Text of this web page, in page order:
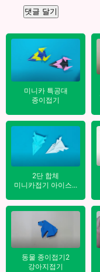
미니카 특공대
종이접기
2단 합체
미니카접기 아이스...
동물 종이접기2
강아지접기